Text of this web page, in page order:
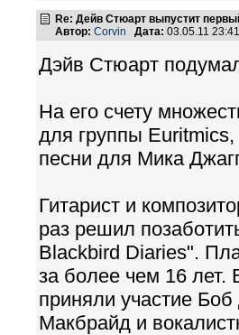
Re: Дейв Стюарт выпустит
Автор: Corvin Дата: 03.05.11
Дэйв Стюарт
На его счету
для группы
песни для Мика
Гитарист и
раз решил
Blackbird Diaries".
за более чем 16 лет.
приняли участие
Макбрайд и